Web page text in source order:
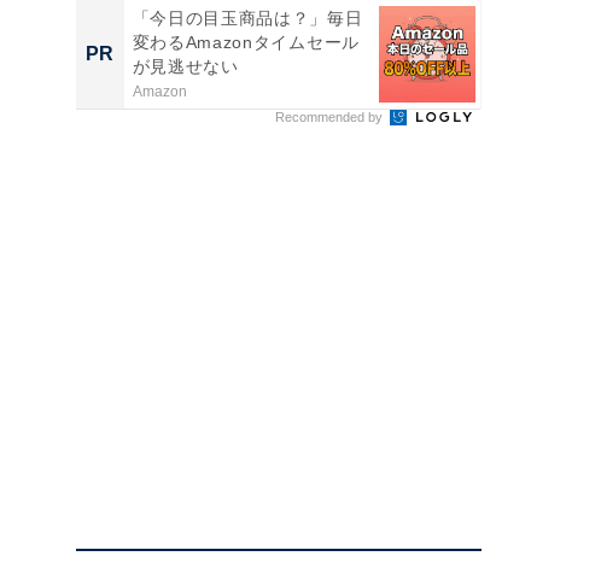
PR
「今日の目玉商品は？」毎日
変わるAmazonタイムセール
が見逃せない
Amazon
Recommended by